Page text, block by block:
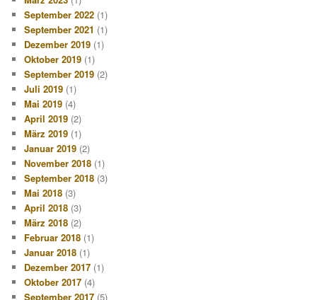
September 2022 (1)
September 2021 (1)
Dezember 2019 (1)
Oktober 2019 (1)
September 2019 (2)
Juli 2019 (1)
Mai 2019 (4)
April 2019 (2)
März 2019 (1)
Januar 2019 (2)
November 2018 (1)
September 2018 (3)
Mai 2018 (3)
April 2018 (3)
März 2018 (2)
Februar 2018 (1)
Januar 2018 (1)
Dezember 2017 (1)
Oktober 2017 (4)
September 2017 (5)